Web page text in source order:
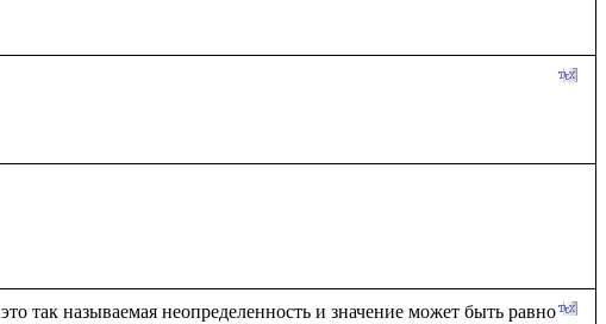
это так называемая неопределенность и значение может быть равно